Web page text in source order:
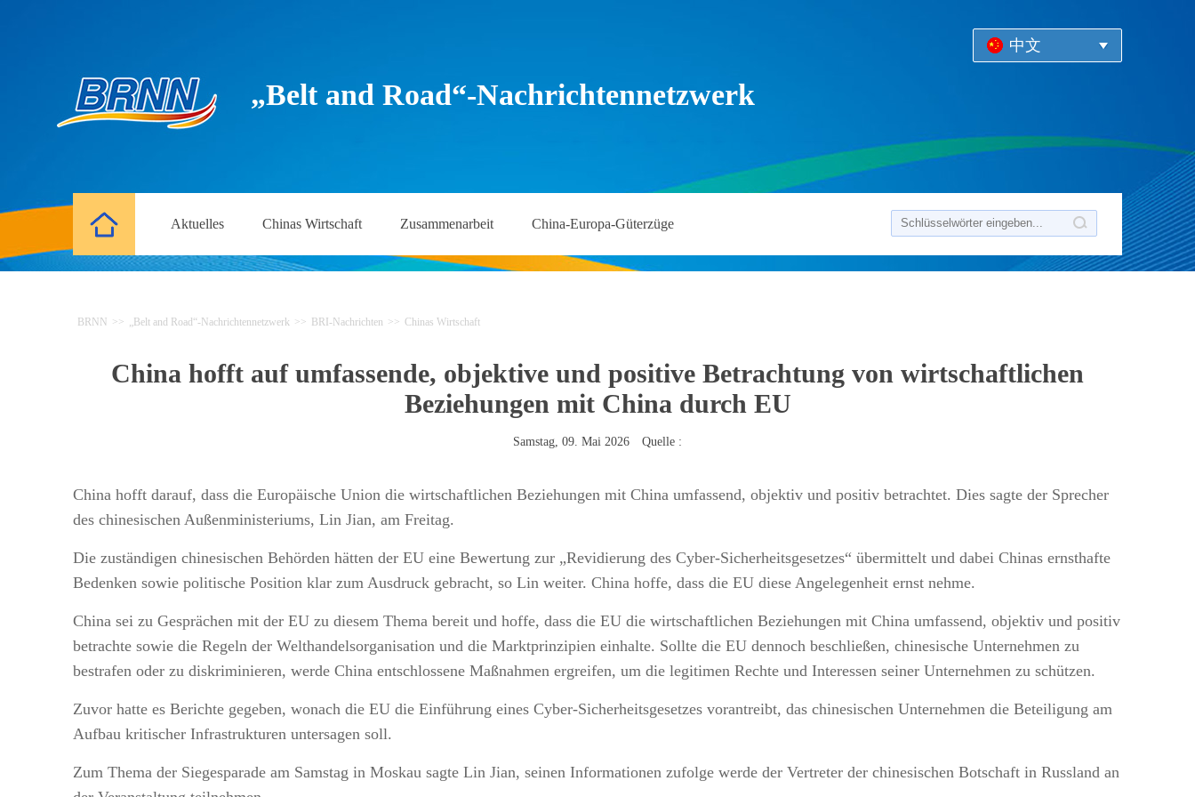
中文
„Belt and Road“-Nachrichtennetzwerk
Aktuelles Chinas Wirtschaft Zusammenarbeit China-Europa-Güterzüge
BRNN >> „Belt and Road“-Nachrichtennetzwerk >> BRI-Nachrichten >> Chinas Wirtschaft
China hofft auf umfassende, objektive und positive Betrachtung von wirtschaftlichen
Beziehungen mit China durch EU
Samstag, 09. Mai 2026 Quelle :
China hofft darauf, dass die Europäische Union die wirtschaftlichen Beziehungen mit China umfassend, objektiv und positiv betrachtet. Dies sagte der Sprecher
des chinesischen Außenministeriums, Lin Jian, am Freitag.
Die zuständigen chinesischen Behörden hätten der EU eine Bewertung zur „Revidierung des Cyber-Sicherheitsgesetzes“ übermittelt und dabei Chinas ernsthafte
Bedenken sowie politische Position klar zum Ausdruck gebracht, so Lin weiter. China hoffe, dass die EU diese Angelegenheit ernst nehme.
China sei zu Gesprächen mit der EU zu diesem Thema bereit und hoffe, dass die EU die wirtschaftlichen Beziehungen mit China umfassend, objektiv und positiv
betrachte sowie die Regeln der Welthandelsorganisation und die Marktprinzipien einhalte. Sollte die EU dennoch beschließen, chinesische Unternehmen zu
bestrafen oder zu diskriminieren, werde China entschlossene Maßnahmen ergreifen, um die legitimen Rechte und Interessen seiner Unternehmen zu schützen.
Zuvor hatte es Berichte gegeben, wonach die EU die Einführung eines Cyber-Sicherheitsgesetzes vorantreibt, das chinesischen Unternehmen die Beteiligung am
Aufbau kritischer Infrastrukturen untersagen soll.
Zum Thema der Siegesparade am Samstag in Moskau sagte Lin Jian, seinen Informationen zufolge werde der Vertreter der chinesischen Botschaft in Russland an